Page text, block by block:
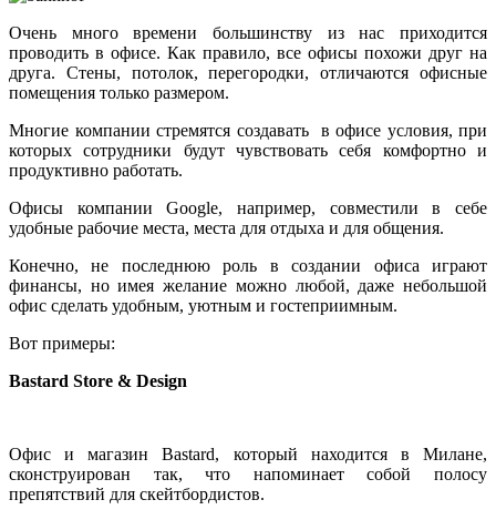
Очень много времени большинству из нас приходится
проводить в офисе. Как правило, все офисы похожи друг на
друга. Стены, потолок, перегородки, отличаются офисные
помещения только размером.
Многие компании стремятся создавать в офисе условия, при
которых сотрудники будут чувствовать себя комфортно и
продуктивно работать.
Офисы компании Google, например, совместили в себе
удобные рабочие места, места для отдыха и для общения.
Конечно, не последнюю роль в создании офиса играют
финансы, но имея желание можно любой, даже небольшой
офис сделать удобным, уютным и гостеприимным.
Вот примеры:
Bastard Store & Design
Офис и магазин Bastard, который находится в Милане,
сконструирован так, что напоминает собой полосу
препятствий для скейтбордистов.